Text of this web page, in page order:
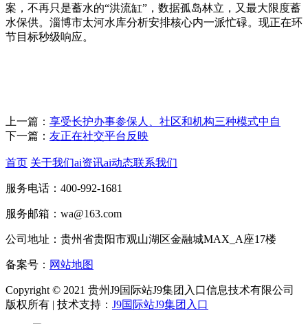
案，不再只是蓄水的“洪流缸”，数据孤岛林立，又最大限度蓄
水保供。淄博市太河水库分析安排核心内一派忙碌。现正在环
节目标秒级响应。
上一篇： 享受长护办事参保人、社区和机构三种模式中自
下一篇： 友正在社交平台反映
首页 关于我们ai资讯ai动态联系我们
服务电话：400-992-1681
服务邮箱：wa@163.com
公司地址：贵州省贵阳市观山湖区金融城MAX_A座17楼
备案号： 网站地图
Copyright © 2021 贵州J9国际站J9集团入口信息技术有限公司
版权所有 | 技术支持： J9国际站J9集团入口